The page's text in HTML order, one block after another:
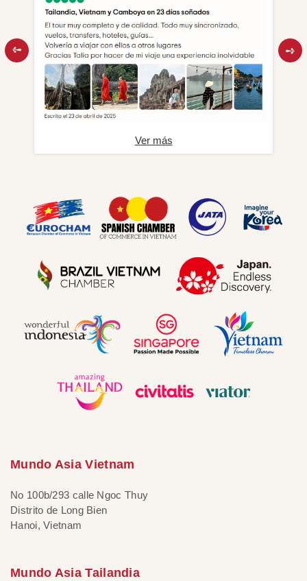
Ver más
Mundo Asia Vietnam
No 100b/293 calle Ngoc Thuy
Distrito de Long Bien
Hanoi, Vietnam
Mundo Asia Tailandia